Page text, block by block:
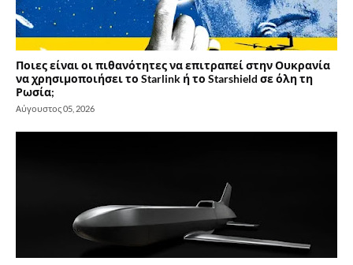
Ποιες είναι οι πιθανότητες να επιτραπεί στην Ουκρανία
να χρησιμοποιήσει το Starlink ή το Starshield σε όλη τη
Ρωσία;
Αύγουστος 05, 2026